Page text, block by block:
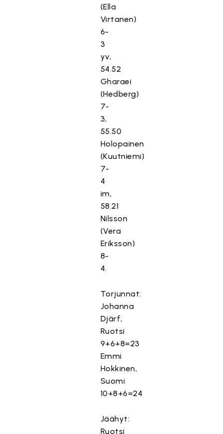
(Ella
Virtanen)
6-
3
yv,
54.52
Gharaei
(Hedberg)
7-
3,
55.50
Holopainen
(Kuutniemi)
7-
4
im,
58.21
Nilsson
(Vera
Eriksson)
8-
4.
Torjunnat:
Johanna
Djärf,
Ruotsi
9+6+8=23
Emmi
Hokkinen,
Suomi
10+8+6=24
Jäähyt:
Ruotsi